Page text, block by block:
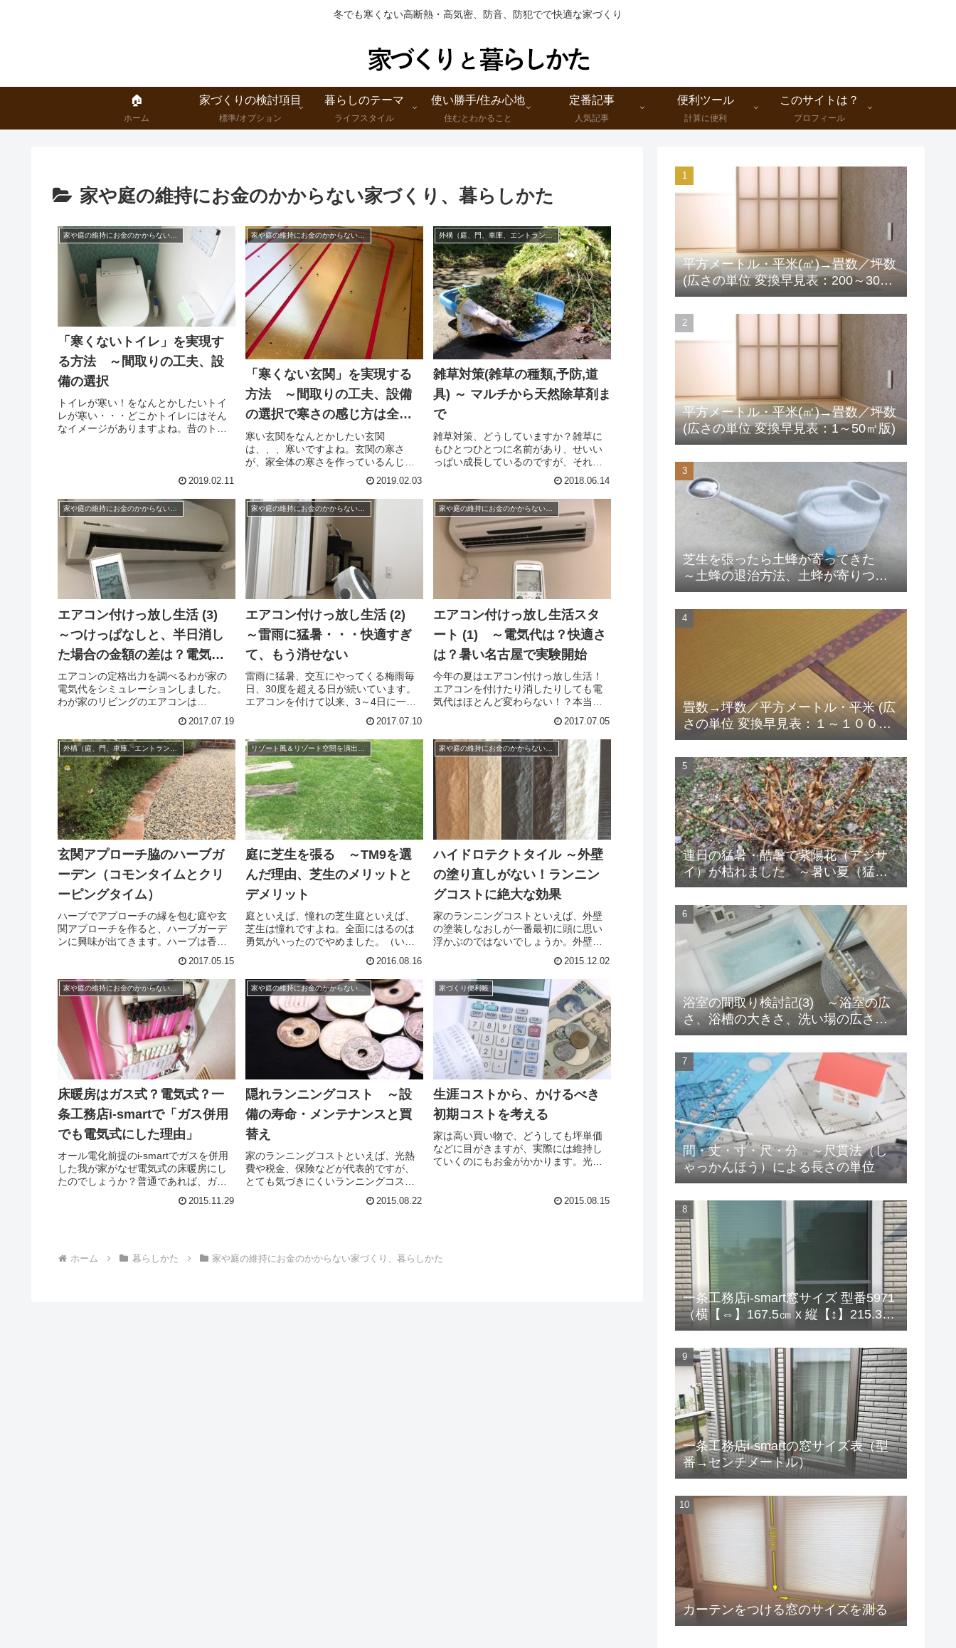
冬でも寒くない高断熱・高気密、防音、防犯でで快適な家づくり
🏠
ホーム
家づくりの検討項目
標準/オプション
暮らしのテーマ
ライフスタイル
使い勝手/住み心地
住むとわかること
定番記事
人気記事
便利ツール
計算に便利
このサイトは？
プロフィール
家や庭の維持にお金のかからない家づくり、暮らしかた
「寒くないトイレ」を実現す
る方法 ～間取りの工夫、設
備の選択
トイレが寒い！をなんとかしたいトイ
レが寒い・・・どこかトイレにはそん
なイメージがありますよね。昔のトイ
か？なぜ、寒いのでしょうか。 換気
2019.02.11
「寒くない玄関」を実現する
方法 ～間取りの工夫、設備
の選択で寒さの感じ方は全く
違う！
寒い玄関をなんとかしたい玄関
は、、、寒いですよね。玄関の寒さ
が、家全体の寒さを作っているんじゃ
ないかと思う家もあります。一口に玄
関といっても、その作りは様々です。
家の入り口ですから、それなりのこだ
わりもあるはずです。でも、寒いのは
いや！そん...
2019.02.03
外構（庭、門、車庫、エントランス、アプローチなど）
雑草対策(雑草の種類,予防,道
具) ～ マルチから天然除草剤ま
で
雑草対策、どうしていますか？雑草に
もひとつひとつに名前があり、せいい
っぱい成長しているのですが、それで
も、雑草はやっぱり不要なのです。雑
草の要望と対策、それにかかるツール
やアイテムなどご紹介します。雑草の
予防雑草の予防は、「種から芽を出さ
な...
2018.06.14
家や庭の維持にお金のかからない家づくり、暮らしかた
エアコン付けっ放し生活 (3)
～つけっぱなしと、半日消し
た場合の金額の差は？電気代
をシミュレーションしてみた
結果
エアコンの定格出力を調べるわが家の
電気代をシミュレーションしました。
わが家のリビングのエアコンは
Panasonic CS-50RKX2のスペックに
は、（90-1850w）とありますので、一
番の省...
2017.07.19
エアコン付けっ放し生活 (2)
～雷雨に猛暑・・・快適すぎ
て、もう消せない
雷雨に猛暑、交互にやってくる梅雨毎
日、30度を超える日が続いています。
エアコンを付けて以来、3～4日に一
後は、灼熱の暑さ。つまり、、、降っ
た雨が大量に蒸発をして、まるでサウ
ナそんな日が続いています。。。7月...
2017.07.10
エアコン付けっ放し生活スタ
ート (1) ～電気代は？快適さ
は？暑い名古屋で実験開始
今年の夏はエアコン付けっ放し生活！
エアコンを付けたり消したりしても電
気代はほとんど変わらない！？本当
うと思います。梅雨が明けたら・・・
と思っていたのですが、最高気温が３
４度の予想！うーん、これは始めない
とい...
2017.07.05
外構（庭、門、車庫、エントランス、アプローチなど）
玄関アプローチ脇のハーブガ
ーデン（コモンタイムとクリ
ーピングタイム）
ハーブでアプローチの縁を包む庭や玄
関アプローチを作ると、ハーブガーデ
ンに興味が出てきます。ハーブは香り
です。そして雑草対策にもなる優れも
のです。我が家もほとんど何もなかっ
た場所に一年で素敵なアプローチがで
き...
2017.05.15
庭に芝生を張る ～TM9を選
んだ理由、芝生のメリットと
デメリット
庭といえば、憧れの芝生庭といえば、
芝生は憧れですよね。全面にはるのは
勇気がいったのでやめました。（いろ
をはると家の外観も栄えますし、なん
だかとってもステキな家に変わりま
す！家の印象は外構で決まるといいま
すが...
2016.08.16
ハイドロテクトタイル ～外壁
の塗り直しがない！ランニン
グコストに絶大な効果
家のランニングコストといえば、外壁
の塗装しなおしが一番最初に頭に思い
浮かぶのではないでしょうか。外壁は
なるのも嫌です。いくら最初に外観に
こだわっても、すぐに汚れたり印象が
変わってしまってはもったいないで
す。そんなとき、ハイドロテクトタイ
ルに出会い一目惚れしました。
2015.12.02
家や庭の維持にお金のかからない家づくり、暮らしかた
床暖房はガス式？電気式？一
条工務店i-smartで「ガス併用
でも電気式にした理由」
オール電化前提のi-smartでガスを併用
した我が家がなぜ電気式の床暖房にし
たのでしょうか？普通であれば、ガス
多いようです。オール電化の家であれ
2015.11.29
家や庭の維持にお金のかからない家づくり、暮らしかた
隠れランニングコスト ～設
備の寿命・メンテナンスと買
替え
家のランニングコストといえば、光熱
費や税金、保険などが代表的ですが、
とても気づきにくいランニングコスト
壊れなくとも継続しなければならない
くものです。
2015.08.22
家づくり便利帳
生涯コストから、かけるべき
初期コストを考える
家は高い買い物で、どうしても坪単価
などに目がきますが、実際には維持し
ていくのにもお金がかかります。光熱
り故障や買い換えなども発生します。
2015.08.15
ホーム 暮らしかた 家や庭の維持にお金のかからない家づくり、暮らしかた
平方メートル・平米(㎡)→畳数／坪数
(広さの単位 変換早見表：200～300
㎡版)
平方メートル・平米(㎡)→畳数／坪数
(広さの単位 変換早見表：1～50㎡版)
芝生を張ったら土蜂が寄ってきた
～土蜂の退治方法、土蜂が寄りつか
ない方法は？
畳数→坪数／平方メートル・平米 (広
さの単位 変換早見表：１～１００畳
版）
連日の猛暑・酷暑で紫陽花（アジサ
イ）が枯れました ～暑い夏（猛
暑・酷暑）の対策
浴室の間取り検討記(3) ～浴室の広
さ、浴槽の大きさ、洗い場の広さ、
そして床暖房！
間・丈・寸・尺・分 ～尺貫法（し
ゃっかんほう）による長さの単位
一条工務店i-smart窓サイズ 型番5971
（横【⇔】167.5㎝ x 縦【↕】215.3
㎝）
一条工務店i-smartの窓サイズ表（型
番→センチメートル）
カーテンをつける窓のサイズを測る